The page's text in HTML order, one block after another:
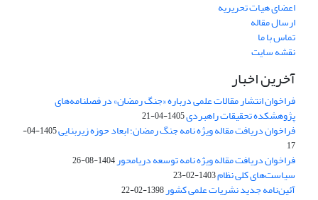
اعضای هیات تحریریه
ارسال مقاله
تماس با ما
نقشه سایت
آخرین اخبار
فراخوان انتشار مقالات علمی درباره «جنگ رمضان» در فصلنامه‌های
پژوهشکده تحقیقات راهبردی1405-04-21
فراخوان دریافت مقاله ویژه نامه جنگ رمضان؛ ابعاد حوزه زیربنایی
1405-04-
17
فراخوان دریافت مقاله ویژه نامه توسعه دریامحور1404-08-26
سیاست‌های کلی نظام1403-02-23
آئین‌نامه جدید نشریات علمی کشور1398-02-22